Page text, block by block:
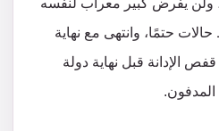
حتمًا، وانتهى مع نهاية
الإدانة قبل نهاية دولة